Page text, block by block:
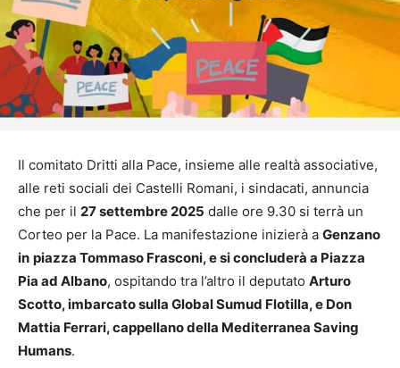
Il comitato Dritti alla Pace, insieme alle realtà associative,
alle reti sociali dei Castelli Romani, i sindacati, annuncia
che per il 27 settembre 2025 dalle ore 9.30 si terrà un
Corteo per la Pace. La manifestazione inizierà a Genzano
in piazza Tommaso Frasconi, e si concluderà a Piazza
Pia ad Albano, ospitando tra l’altro il deputato Arturo
Scotto, imbarcato sulla Global Sumud Flotilla, e Don
Mattia Ferrari, cappellano della Mediterranea Saving
Humans.